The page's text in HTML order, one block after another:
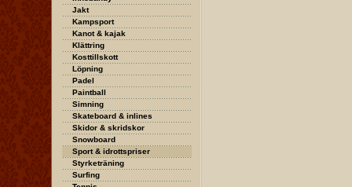
Jakt
Kampsport
Kanot & kajak
Klättring
Kosttillskott
Löpning
Padel
Paintball
Simning
Skateboard & inlines
Skidor & skridskor
Snowboard
Sport & idrottspriser
Styrketräning
Surfing